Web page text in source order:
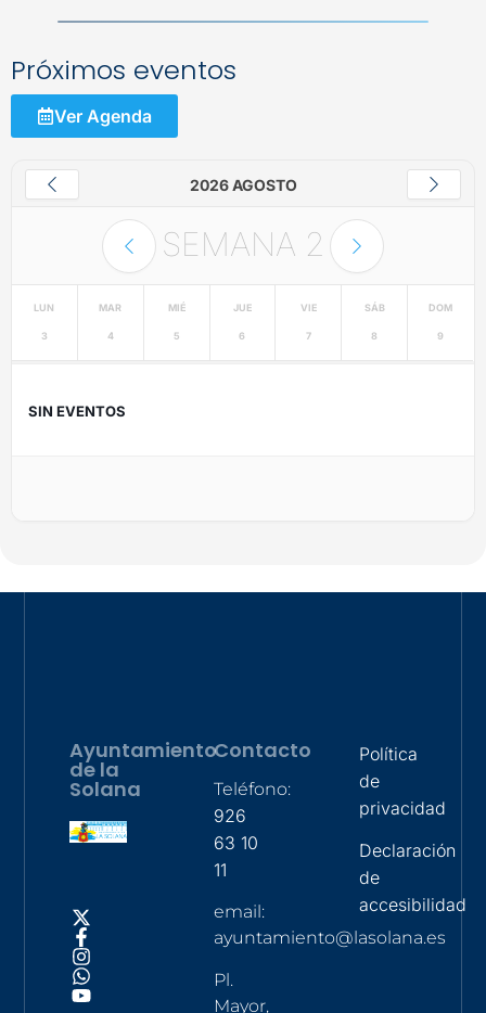
Próximos eventos
Ver Agenda
2026 AGOSTO
SEMANA 2
LUN
3
MAR
4
MIÉ
5
JUE
6
VIE
7
SÁB
8
DOM
9
SIN EVENTOS
Ayuntamiento
de la
Solana
Contacto
Teléfono:
926
63 10
11
email:
ayuntamiento@lasolana.es
Pl.
Mayor,
Política
de
privacidad
Declaración
de
accesibilidad